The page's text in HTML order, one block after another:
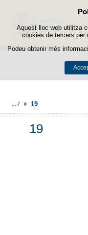
Aquest lloc web utilitza
cookies de tercers per
Podeu obtenir més
19
19